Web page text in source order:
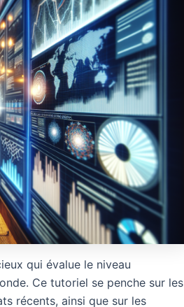
qui évalue le niveau
Ce tutoriel se penche sur les
récents, ainsi que sur les